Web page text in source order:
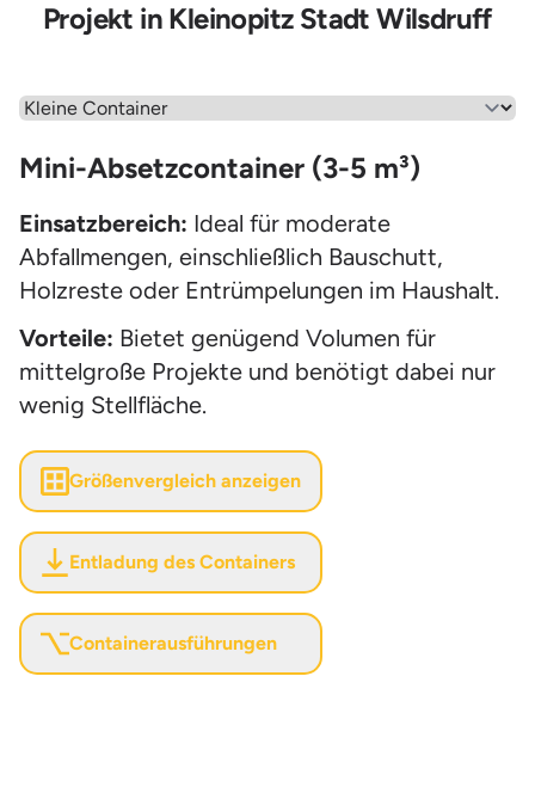
Projekt in Kleinopitz Stadt Wilsdruff
Wähle einen Menüpunkt aus
Mini-Absetzcontainer (3-5 m³)
Einsatzbereich: Ideal für moderate
Abfallmengen, einschließlich Bauschutt,
Holzreste oder Entrümpelungen im Haushalt.
Vorteile: Bietet genügend Volumen für
mittelgroße Projekte und benötigt dabei nur
wenig Stellfläche.
Größenvergleich anzeigen
Entladung des Containers
Containerausführungen